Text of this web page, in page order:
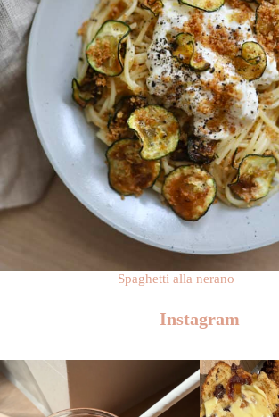
Spaghetti alla nerano
Instagram